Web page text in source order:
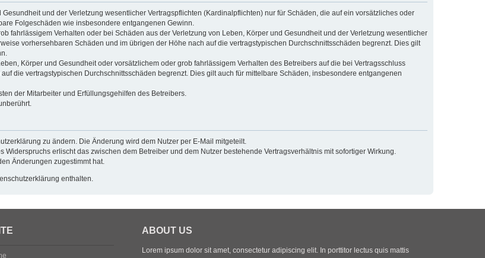
und der Verletzung wesentlicher Vertragspflichten (Kardinalpflichten) nur für Schäden, die auf ein vorsätzliches oder
Folgeschäden wie insbesondere entgangenen Gewinn.
fahrlässigem Verhalten oder bei Schäden aus der Verletzung von Leben, Körper und Gesundheit und der Verletzung wesentlicher
vorhersehbaren Schäden und im übrigen der Höhe nach auf die vertragstypischen Durchschnittsschäden begrenzt. Dies gilt
Körper und Gesundheit oder vorsätzlichem oder grob fahrlässigem Verhalten des Betreibers auf die bei Vertragsschluss
die vertragstypischen Durchschnittsschäden begrenzt. Dies gilt auch für mittelbare Schäden, insbesondere entgangenen
der Mitarbeiter und Erfüllungsgehilfen des Betreibers.
zu ändern. Die Änderung wird dem Nutzer per E-Mail mitgeteilt.
erlischt das zwischen dem Betreiber und dem Nutzer bestehende Vertragsverhältnis mit sofortiger Wirkung.
Änderungen zugestimmt hat.
enthalten.
ABOUT US
Lorem ipsum dolor sit amet, consectetur adipiscing elit. In porttitor lectus quis mattis